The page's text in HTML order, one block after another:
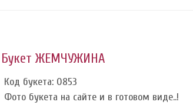
Букет ЖЕМЧУЖИНА
Код букета: 0853
Фото букета на сайте и в готовом виде..!